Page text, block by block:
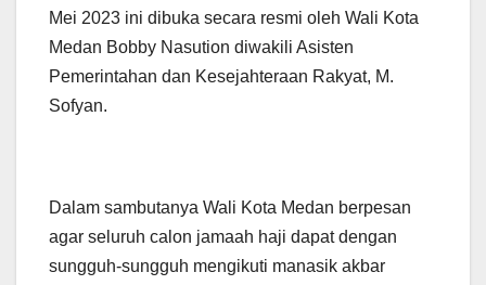
Mei 2023 ini dibuka secara resmi oleh Wali Kota
Medan Bobby Nasution diwakili Asisten
Pemerintahan dan Kesejahteraan Rakyat, M.
Sofyan.
Dalam sambutanya Wali Kota Medan berpesan
agar seluruh calon jamaah haji dapat dengan
sungguh-sungguh mengikuti manasik akbar